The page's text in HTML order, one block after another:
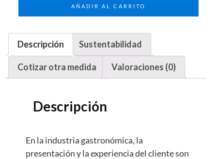
AÑADIR AL CARRITO
Descripción Sustentabilidad
Cotizar otra medida Valoraciones (0)
Descripción
En la industria gastronómica, la
presentación y la experiencia del cliente son